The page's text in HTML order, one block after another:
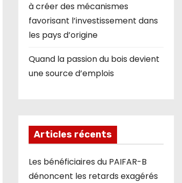
à créer des mécanismes
favorisant l’investissement dans
les pays d’origine
Quand la passion du bois devient
une source d’emplois
Articles récents
Les bénéficiaires du PAIFAR-B
dénoncent les retards exagérés